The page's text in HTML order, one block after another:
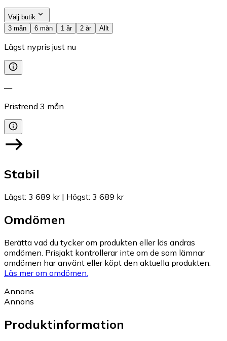
Välj butik
3 mån
6 mån 1 år 2 år Allt
Lägst nypris just nu
—
Pristrend 3 mån
Stabil
Lägst: 3 689 kr| Högst: 3 689 kr
Omdömen
Berätta vad du tycker om produkten eller läs andras
omdömen. Prisjakt kontrollerar inte om de som lämnar
omdömen har använt eller köpt den aktuella produkten.
Läs mer om omdömen.
Annons
Annons
Produktinformation